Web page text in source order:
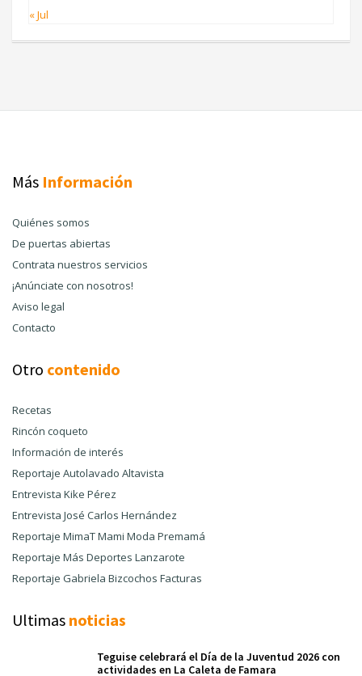
« Jul
Más Información
Quiénes somos
De puertas abiertas
Contrata nuestros servicios
¡Anúnciate con nosotros!
Aviso legal
Contacto
Otro contenido
Recetas
Rincón coqueto
Información de interés
Reportaje Autolavado Altavista
Entrevista Kike Pérez
Entrevista José Carlos Hernández
Reportaje MimaT Mami Moda Premamá
Reportaje Más Deportes Lanzarote
Reportaje Gabriela Bizcochos Facturas
Ultimas noticias
Teguise celebrará el Día de la Juventud 2026 con
actividades en La Caleta de Famara